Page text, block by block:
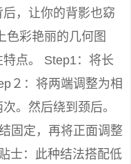
，让你的背影也窈
色彩艳丽的几何图
点。 Step1：将长
２：将两端调整为相
。然后绕到颈后。
固定，再将正面调整
士：此种结法搭配低